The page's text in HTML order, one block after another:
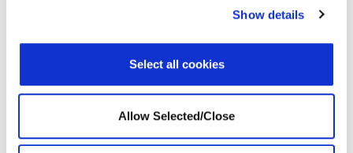
Show details
Select all cookies
Allow Selected/Close